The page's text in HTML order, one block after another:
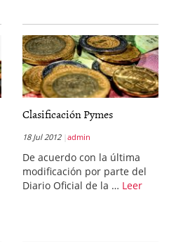
Clasificación Pymes
18 Jul 2012 admin
De acuerdo con la última
modificación por parte del
Diario Oficial de la … Leer